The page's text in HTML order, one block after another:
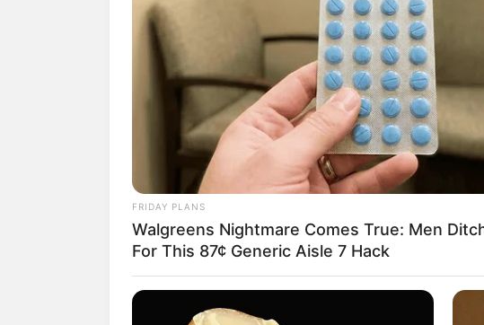
FRIDAY PLANS
Walgreens Nightmare Comes True: Men
For This 87¢ Generic Aisle 7 Hack